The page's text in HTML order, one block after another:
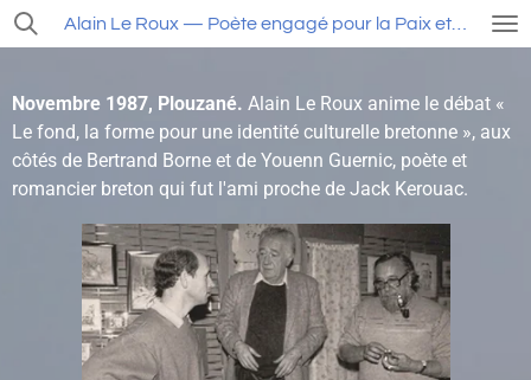
Passer
au
principal
Novembre 1987, Plouzané. Alain Le Roux anime le débat «
Le fond, la forme pour une identité culturelle bretonne », aux
côtés de Bertrand Borne et de Youenn Guernic, poète et
romancier breton qui fut l'ami proche de Jack Kerouac.